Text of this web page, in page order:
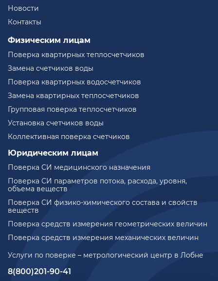
Услуги по поверке – метрологический центр в Лобне
8(800)201-90-41
Новости
Контакты
Физическим лицам
Поверка квартирных теплосчетчиков
Замена счетчиков воды
Поверка квартирных водосчетчиков
Замена квартирных теплосчетчиков
Групповая поверка теплосчетчиков
Установка счетчиков воды
Коллективная поверка счетчиков
Юридическим лицам
Поверка СИ медицинского назначения
Поверка СИ параметров потока, расхода, уровня,
объема веществ
Поверка СИ физико-химического состава и свойств
веществ
Поверка средств измерения геометрических величин
Поверка средств измерения механических величин